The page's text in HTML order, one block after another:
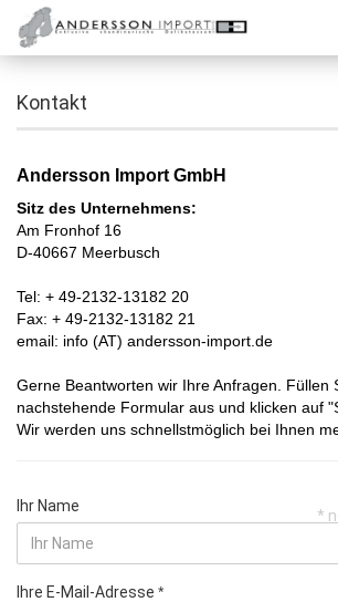
Kontakt
Andersson Import GmbH
Sitz des Unternehmens:
Am Fronhof 16
D-40667 Meerbusch
Tel: + 49-2132-13182 20
Fax: + 49-2132-13182 21
email: info (AT) andersson-import.de
Gerne Beantworten wir Ihre Anfragen. Füllen
nachstehende Formular aus und klicken auf
Wir werden uns schnellstmöglich bei Ihnen
Ihr Name
Ihre E-Mail-Adresse
*